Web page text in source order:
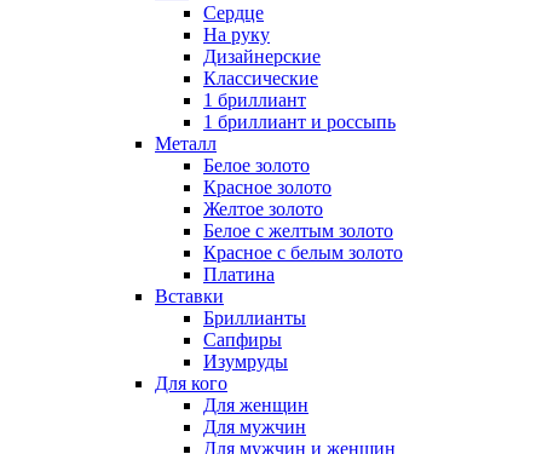
Сердце
На руку
Дизайнерские
Классические
1 бриллиант
1 бриллиант и россыпь
Металл
Белое золото
Красное золото
Желтое золото
Белое с желтым золото
Красное с белым золото
Платина
Вставки
Бриллианты
Сапфиры
Изумруды
Для кого
Для женщин
Для мужчин
Для мужчин и женщин